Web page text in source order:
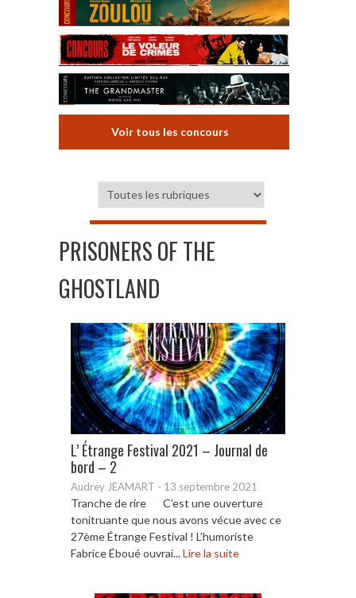
Voir tous les concours
PRISONERS OF THE
GHOSTLAND
L’ Étrange Festival 2021 – Journal de
bord – 2
Audrey JEAMART - 13 septembre 2021
Tranche de rire C’est une ouverture
tonitruante que nous avons vécue avec ce
27ème Étrange Festival ! L’humoriste
Fabrice Éboué ouvrai...Lire la suite